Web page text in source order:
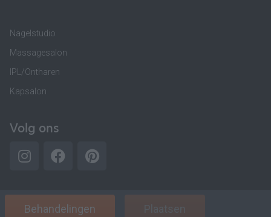
Nagelstudio
Massagesalon
IPL/Ontharen
Kapsalon
Volg ons
Behandelingen Plaatsen